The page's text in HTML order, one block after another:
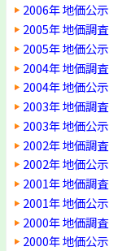
2006年 地価公示
2005年 地価調査
2005年 地価公示
2004年 地価調査
2004年 地価公示
2003年 地価調査
2003年 地価公示
2002年 地価調査
2002年 地価公示
2001年 地価調査
2001年 地価公示
2000年 地価調査
2000年 地価公示